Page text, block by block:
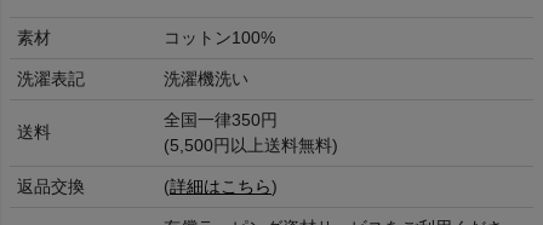
素材 コットン100%
洗濯表記 洗濯機洗い
送料
全国一律350円
(5,500円以上送料無料)
返品交換 (詳細はこちら)